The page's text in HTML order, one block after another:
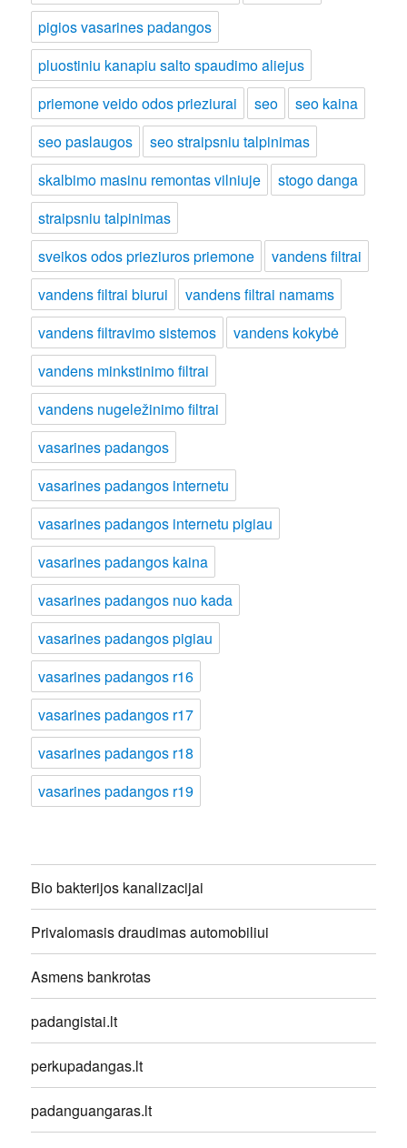
pigios vasarines padangos
pluostiniu kanapiu salto spaudimo aliejus
priemone veido odos prieziurai
seo
seo kaina
seo paslaugos
seo straipsniu talpinimas
skalbimo masinu remontas vilniuje
stogo danga
straipsniu talpinimas
sveikos odos prieziuros priemone
vandens filtrai
vandens filtrai biurui
vandens filtrai namams
vandens filtravimo sistemos
vandens kokybė
vandens minkstinimo filtrai
vandens nugeležinimo filtrai
vasarines padangos
vasarines padangos internetu
vasarines padangos internetu pigiau
vasarines padangos kaina
vasarines padangos nuo kada
vasarines padangos pigiau
vasarines padangos r16
vasarines padangos r17
vasarines padangos r18
vasarines padangos r19
Bio bakterijos kanalizacijai
Privalomasis draudimas automobiliui
Asmens bankrotas
padangistai.lt
perkupadangas.lt
padanguangaras.lt